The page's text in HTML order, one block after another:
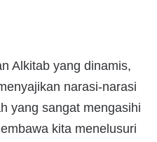
Alkitab yang dinamis,
narasi-narasi
yang sangat mengasihi
kita menelusuri